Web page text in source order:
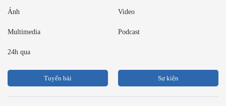
Ảnh Video
Multimedia Podcast
24h qua
Tuyến bài Sự kiện